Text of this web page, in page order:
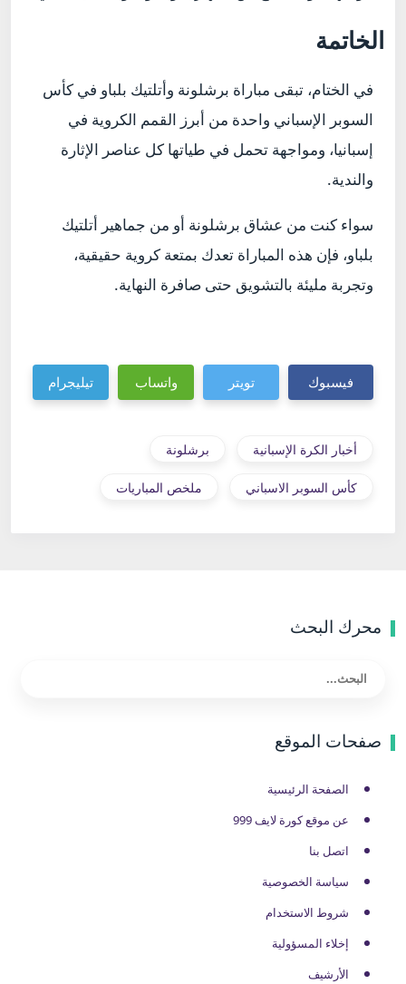
الخاتمة
في الختام، تبقى مباراة برشلونة وأتلتيك بلباو في كأس
السوبر الإسباني واحدة من أبرز القمم الكروية في
إسبانيا، ومواجهة تحمل في طياتها كل عناصر الإثارة
والندية.
سواء كنت من عشاق برشلونة أو من جماهير أتلتيك
بلباو، فإن هذه المباراة تعدك بمتعة كروية حقيقية،
وتجربة مليئة بالتشويق حتى صافرة النهاية.
فيسبوك تويتر واتساب تيليجرام
أخبار الكرة الإسبانية برشلونة
كأس السوبر الاسباني ملخص المباريات
محرك البحث
صفحات الموقع
الصفحة الرئيسية
عن موقع كورة لايف 999
اتصل بنا
سياسة الخصوصية
شروط الاستخدام
إخلاء المسؤولية
الأرشيف